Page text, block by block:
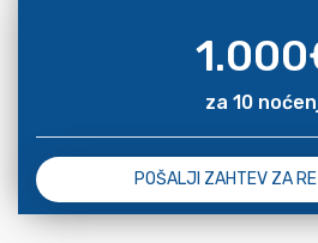
1.000
za 10
POŠALJI ZAHTEV ZA